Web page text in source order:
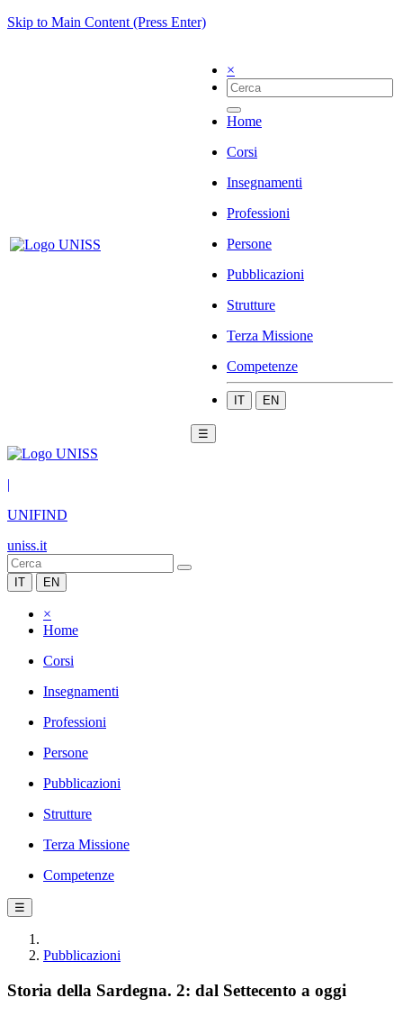
Skip to Main Content (Press Enter)
×
Home
Corsi
Insegnamenti
Professioni
Persone
Pubblicazioni
Strutture
Terza Missione
Competenze
IT EN
☰
|
UNIFIND
uniss.it
IT EN
×
Home
Corsi
Insegnamenti
Professioni
Persone
Pubblicazioni
Strutture
Terza Missione
Competenze
☰
Pubblicazioni
Storia della Sardegna. 2: dal Settecento a oggi